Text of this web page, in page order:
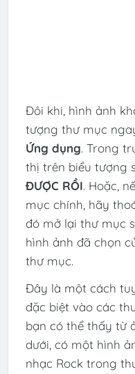
Đôi khi, hình ảnh
tượng thư mục
Ứng dụng. Trong
thị trên biểu tượng
ĐƯỢC RỒI. Hoặc,
mục chính, hãy
đó mở lại thư mục
hình ảnh đã chọn
thư mục.
Đây là một cách
đặc biệt vào các
bạn có thể thấy từ
dưới, có một hình
nhạc Rock trong